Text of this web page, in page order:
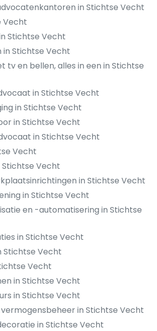
in Stichtse Vecht
Vecht
Stichtse Vecht
Stichtse Vecht
tv en bellen, alles in een in Stichtse
in Stichtse Vecht
in Stichtse Vecht
in Stichtse Vecht
in Stichtse Vecht
Vecht
Stichtse Vecht
in Stichtse Vecht
in Stichtse Vecht
en -automatisering in Stichtse
in Stichtse Vecht
Stichtse Vecht
Vecht
in Stichtse Vecht
in Stichtse Vecht
in Stichtse Vecht
in Stichtse Vecht